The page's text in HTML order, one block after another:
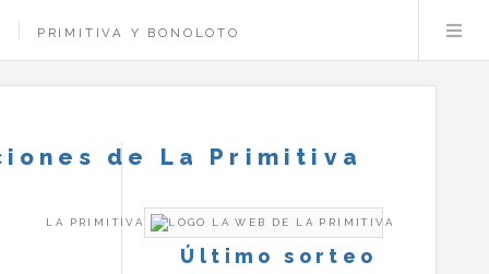
PRIMITIVA Y BONOLOTO
de La Primitiva
LA PRIMITIVA
Último sorteo